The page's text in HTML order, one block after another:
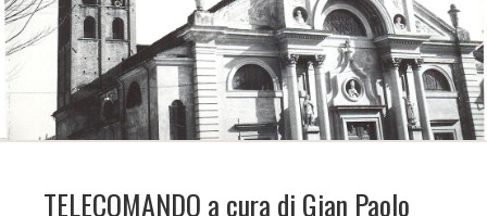
TELECOMANDO a cura di Gian Paolo